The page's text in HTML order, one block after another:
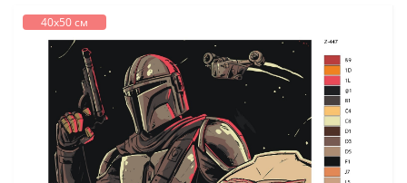
40х50 см